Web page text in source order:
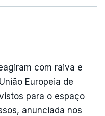
com raiva e
Europeia de
para o espaço
anunciada nos